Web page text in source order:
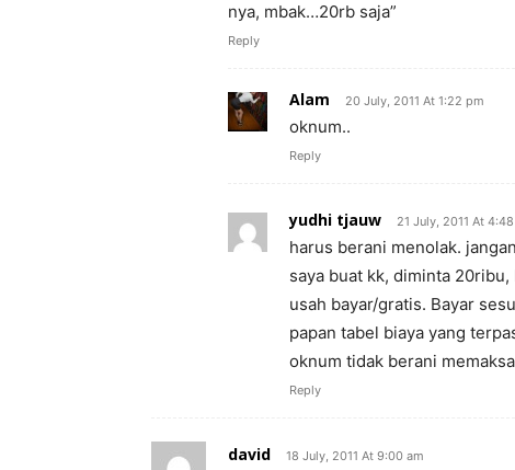
nya, mbak…20rb saja”
Reply
Alam 20 July, 2011 At 1:22 pm
oknum..
Reply
yudhi tjauw 21 July, 2011 At
harus berani menolak.
saya buat kk, diminta
usah bayar/gratis. Bayar
papan tabel biaya yang
oknum tidak berani
Reply
david 18 July, 2011 At 9:00 am